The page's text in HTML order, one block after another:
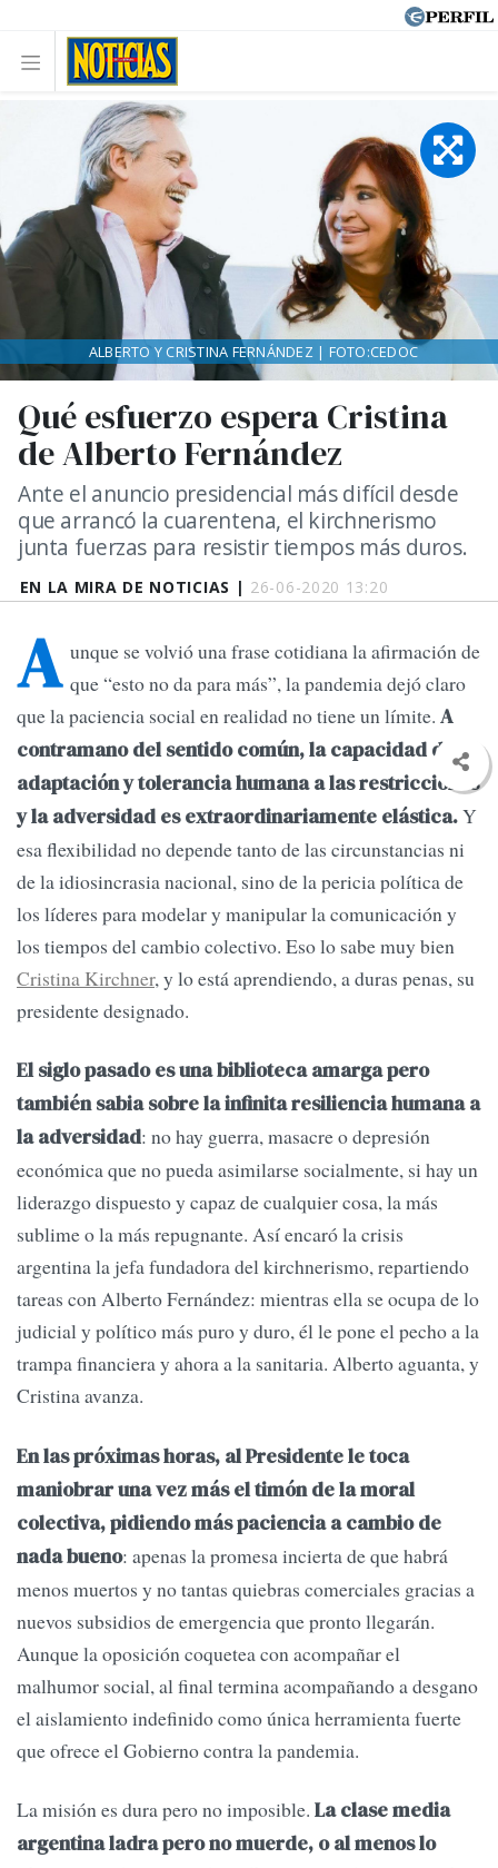
EN LA MIRA DE NOTICIAS | 26-06-2020 13:20
Qué esfuerzo espera Cristina
de Alberto Fernández
Ante el anuncio presidencial más difícil desde
que arrancó la cuarentena, el kirchnerismo
junta fuerzas para resistir tiempos más duros.
ALBERTO Y CRISTINA FERNÁNDEZ | FOTO:CEDOC
A unque se volvió una frase cotidiana la afirmación de
que “esto no da para más”, la pandemia dejó claro
que la paciencia social en realidad no tiene un límite. A
contramano del sentido común, la capacidad de
adaptación y tolerancia humana a las restricciones
y la adversidad es extraordinariamente elástica.Y
esa flexibilidad no depende tanto de las circunstancias ni
de la idiosincrasia nacional, sino de la pericia política de
los líderes para modelar y manipular la comunicación y
los tiempos del cambio colectivo. Eso lo sabe muy bien
Cristina Kirchner, y lo está aprendiendo, a duras penas, su
presidente designado.
El siglo pasado es una biblioteca amarga pero
también sabia sobre la infinita resiliencia humana a
la adversidad: no hay guerra, masacre o depresión
económica que no pueda asimilarse socialmente, si hay un
liderazgo dispuesto y capaz de cualquier cosa, la más
sublime o la más repugnante. Así encaró la crisis
argentina la jefa fundadora del kirchnerismo, repartiendo
tareas con Alberto Fernández: mientras ella se ocupa de lo
judicial y político más puro y duro, él le pone el pecho a la
trampa financiera y ahora a la sanitaria. Alberto aguanta, y
Cristina avanza.
En las próximas horas, al Presidente le toca
maniobrar una vez más el timón de la moral
colectiva, pidiendo más paciencia a cambio de
nada bueno: apenas la promesa incierta de que habrá
menos muertos y no tantas quiebras comerciales gracias a
nuevos subsidios de emergencia que pronto llegarán.
Aunque la oposición coquetea con acompañar el
malhumor social, al final termina acompañando a desgano
el aislamiento indefinido como única herramienta fuerte
que ofrece el Gobierno contra la pandemia.
La misión es dura pero no imposible. La clase media
argentina ladra pero no muerde, o al menos lo